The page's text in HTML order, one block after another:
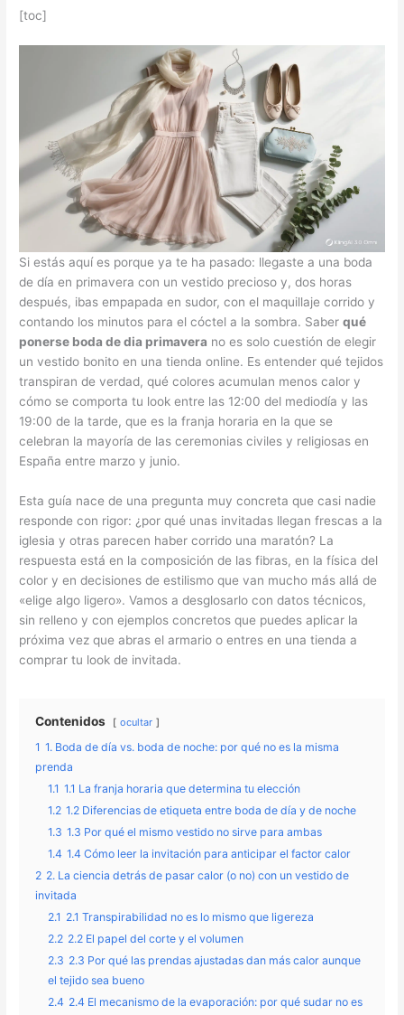
[toc]
Si estás aquí es porque ya te ha pasado: llegaste a una boda
de día en primavera con un vestido precioso y, dos horas
después, ibas empapada en sudor, con el maquillaje corrido y
contando los minutos para el cóctel a la sombra. Saberqué
ponerse boda de dia primavera no es solo cuestión de elegir
un vestido bonito en una tienda online. Es entender qué tejidos
transpiran de verdad, qué colores acumulan menos calor y
cómo se comporta tu look entre las 12:00 del mediodía y las
19:00 de la tarde, que es la franja horaria en la que se
celebran la mayoría de las ceremonias civiles y religiosas en
España entre marzo y junio.
Esta guía nace de una pregunta muy concreta que casi nadie
responde con rigor: ¿por qué unas invitadas llegan frescas a la
iglesia y otras parecen haber corrido una maratón? La
respuesta está en la composición de las fibras, en la física del
color y en decisiones de estilismo que van mucho más allá de
«elige algo ligero». Vamos a desglosarlo con datos técnicos,
sin relleno y con ejemplos concretos que puedes aplicar la
próxima vez que abras el armario o entres en una tienda a
comprar tu look de invitada.
Contenidos ocultar
1 1. Boda de día vs. boda de noche: por qué no es la misma
prenda
1.1 1.1 La franja horaria que determina tu elección
1.2 1.2 Diferencias de etiqueta entre boda de día y de noche
1.3 1.3 Por qué el mismo vestido no sirve para ambas
1.4 1.4 Cómo leer la invitación para anticipar el factor calor
2 2. La ciencia detrás de pasar calor (o no) con un vestido de
invitada
2.1 2.1 Transpirabilidad no es lo mismo que ligereza
2.2 2.2 El papel del corte y el volumen
2.3 2.3 Por qué las prendas ajustadas dan más calor aunque
el tejido sea bueno
2.4 2.4 El mecanismo de la evaporación: por qué sudar no es